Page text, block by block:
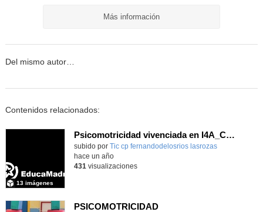
Más información
Del mismo autor…
Contenidos relacionados:
Psicomotricidad vivenciada en I4A_CEIP FDLR_Las Rozas
Contenido educativo.
subido por Tic cp fernandodelosrios lasrozas
13 imágenes
-
hace un año
431 visualizaciones
PSICOMOTRICIDAD